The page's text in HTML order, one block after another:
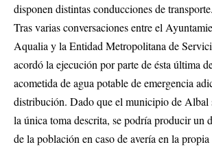
disponen distintas conducciones de transporte.
Tras varias conversaciones entre el
Aqualia y la Entidad Metropolitana de
acordó la ejecución por parte de ésta última
acometida de agua potable de emergencia
distribución. Dado que el municipio de Albal
la única toma descrita, se podría producir un
de la población en caso de avería en la